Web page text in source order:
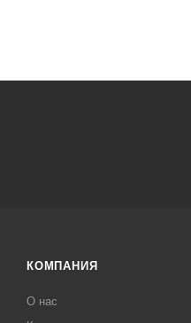
КОМПАНИЯ
О нас